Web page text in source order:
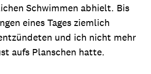
Schwimmen abhielt. Bis
eines Tages ziemlich
und ich nicht mehr
aufs Planschen hatte.